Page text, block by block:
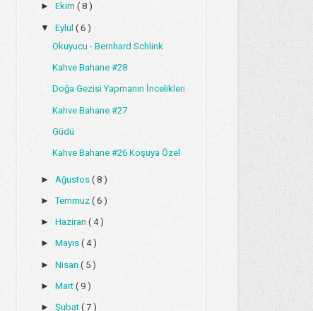
► Ekim ( 8 )
▼ Eylül ( 6 )
Okuyucu - Bernhard Schlink
Kahve Bahane #28
Doğa Gezisi Yapmanın İncelikleri
Kahve Bahane #27
Güdü
Kahve Bahane #26 Koşuya Özel
► Ağustos ( 8 )
►Temmuz ( 6 )
► Haziran ( 4 )
► Mayıs ( 4 )
► Nisan ( 5 )
► Mart ( 9 )
► Şubat ( 7 )